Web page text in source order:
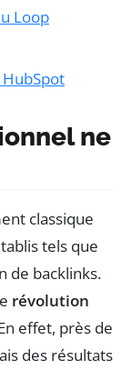
Loop
ne
classique
tels que
de backlinks.
révolution
effet, près de
des résultats